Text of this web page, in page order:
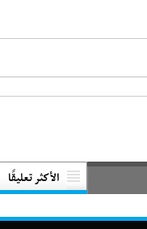
الأكثر تعليقًا